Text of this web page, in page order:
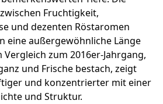
Fruchtigkeit,
und dezenten Röstaromen
eine außergewöhnliche Länge
zum 2016er-Jahrgang,
und Frische bestach, zeigt
und konzentrierter mit einer
und Struktur.